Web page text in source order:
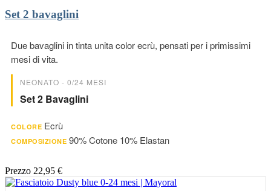
Set 2 bavaglini
Due bavaglini in tinta unita color ecrù, pensati per i primissimi
mesi di vita.
NEONATO - 0/24 MESI
Set 2 Bavaglini
COLORE Ecrù
COMPOSIZIONE 90% Cotone 10% Elastan
Prezzo 22,95 €